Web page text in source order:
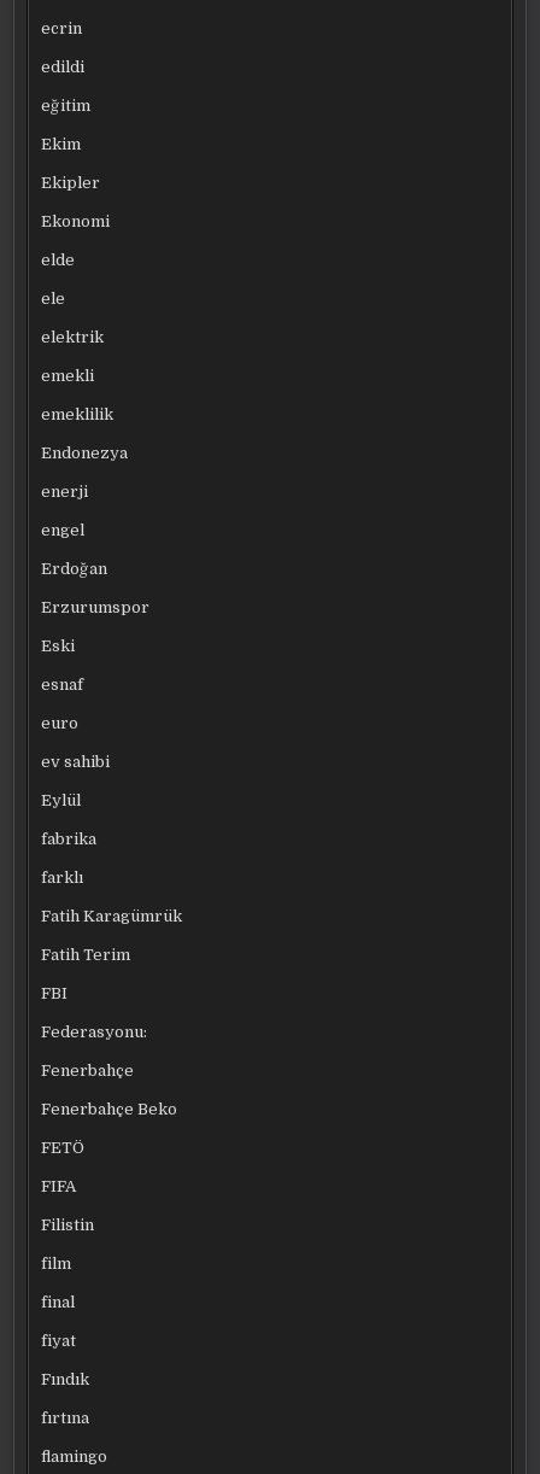
ecrin
edildi
eğitim
Ekim
Ekipler
Ekonomi
elde
ele
elektrik
emekli
emeklilik
Endonezya
enerji
engel
Erdoğan
Erzurumspor
Eski
esnaf
euro
ev sahibi
Eylül
fabrika
farklı
Fatih Karagümrük
Fatih Terim
FBI
Federasyonu:
Fenerbahçe
Fenerbahçe Beko
FETÖ
FIFA
Filistin
film
final
fiyat
Fındık
fırtına
flamingo